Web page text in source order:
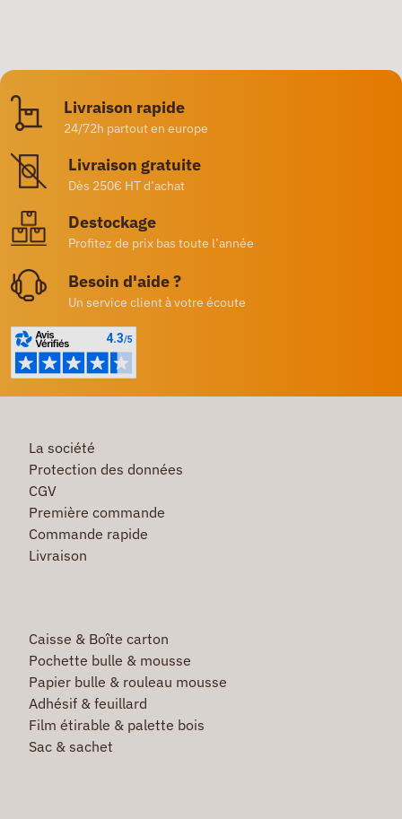
Livraison rapide
24/72h partout en europe
Livraison gratuite
Dès 250€ HT d’achat
Destockage
Profitez de prix bas toute l’année
Besoin d'aide ?
Un service client à votre écoute
La société
Protection des données
CGV
Première commande
Commande rapide
Livraison
Caisse & Boîte carton
Pochette bulle & mousse
Papier bulle & rouleau mousse
Adhésif & feuillard
Film étirable & palette bois
Sac & sachet